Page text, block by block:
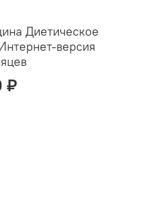
Диетическое
версия
₽